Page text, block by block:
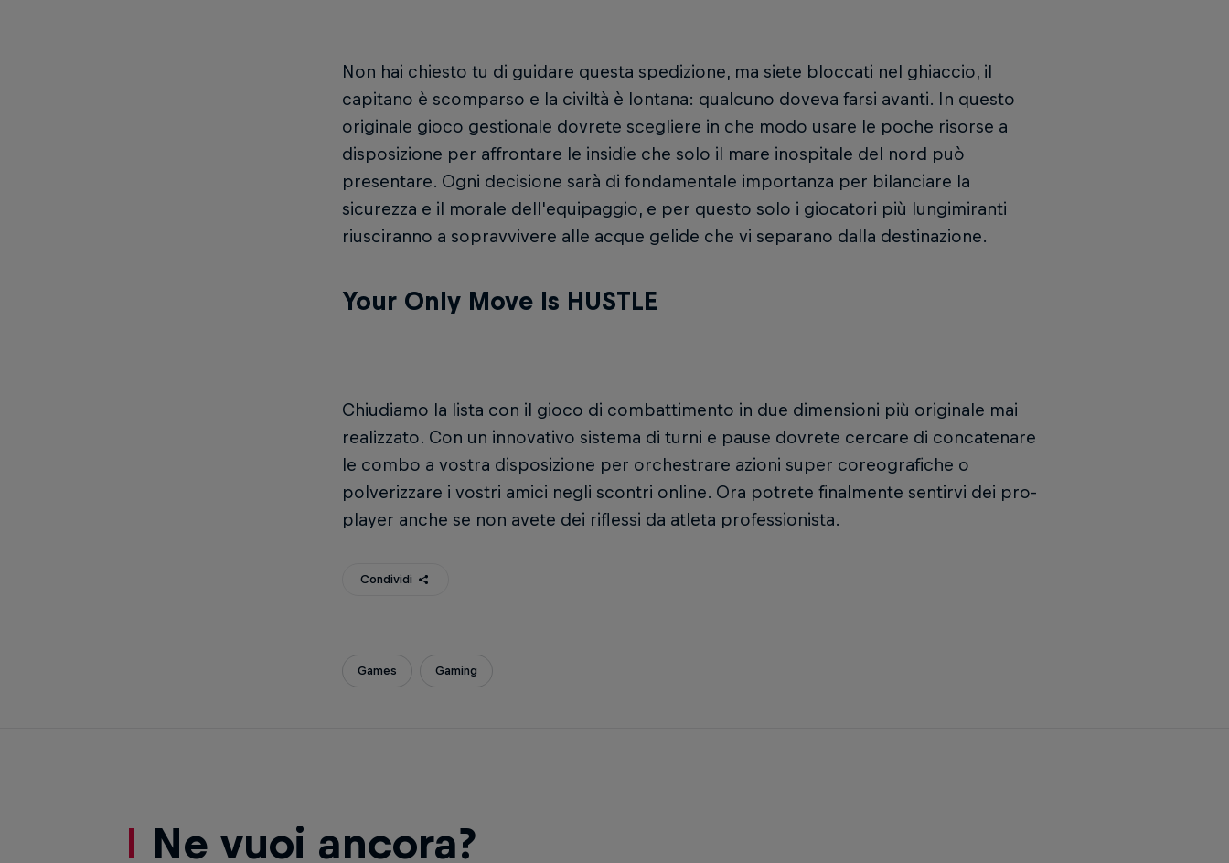
Non hai chiesto tu di guidare questa spedizione, ma siete bloccati nel ghiaccio, il
capitano è scomparso e la civiltà è lontana: qualcuno doveva farsi avanti. In questo
originale gioco gestionale dovrete scegliere in che modo usare le poche risorse a
disposizione per affrontare le insidie che solo il mare inospitale del nord può
presentare. Ogni decisione sarà di fondamentale importanza per bilanciare la
sicurezza e il morale dell'equipaggio, e per questo solo i giocatori più lungimiranti
riusciranno a sopravvivere alle acque gelide che vi separano dalla destinazione.
Your Only Move Is HUSTLE
Chiudiamo la lista con il gioco di combattimento in due dimensioni più originale mai
realizzato. Con un innovativo sistema di turni e pause dovrete cercare di concatenare
le combo a vostra disposizione per orchestrare azioni super coreografiche o
polverizzare i vostri amici negli scontri online. Ora potrete finalmente sentirvi dei pro-
player anche se non avete dei riflessi da atleta professionista.
Condividi
Games Gaming
Ne vuoi ancora?